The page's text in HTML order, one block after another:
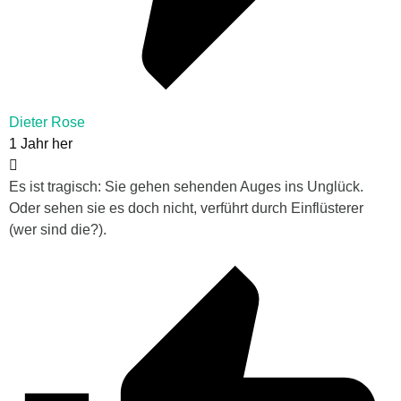
Dieter Rose
1 Jahr her
Es ist tragisch: Sie gehen sehenden Auges ins Unglück.
Oder sehen sie es doch nicht, verführt durch Einflüsterer
(wer sind die?).